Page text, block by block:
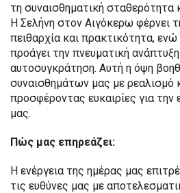
τη συναισθηματική σταθερότητα
Η Σελήνη στον Αιγόκερω φέρνει
πειθαρχία και πρακτικότητα,
προάγει την πνευματική
αυτοσυγκράτηση. Αυτή η όψη
συναισθημάτων μας με ρεαλισμό
προσφέροντας ευκαιρίες για
μας.
Πώς μας επηρεάζει:
Η ενέργεια της ημέρας μας
τις ευθύνες μας με